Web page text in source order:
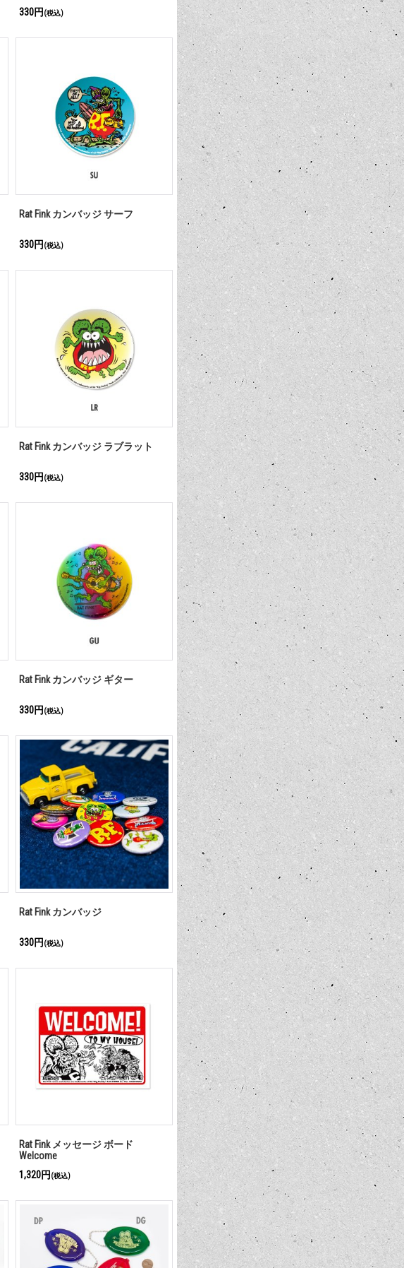
330円 (税込)
Rat Fink カンバッジ サーフ
330円 (税込)
Rat Fink カンバッジ ラブラット
330円 (税込)
Rat Fink カンバッジ ギター
330円(税込)
Rat Fink カンバッジ
330円 (税込)
Rat Fink メッセージ ボード
Welcome
1,320円 (税込)